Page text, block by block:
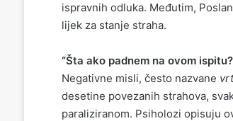
ispravnih odluka. Međutim,
lijek za stanje straha.
“Šta ako padnem na ovom
Negativne misli, često nazvane
desetine povezanih strahova,
paraliziranom. Psiholozi opisuju